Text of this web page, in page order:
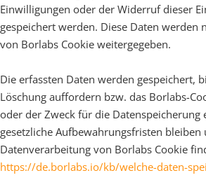
Einwilligungen oder der Widerruf dieser
gespeichert werden. Diese Daten werden
von Borlabs Cookie weitergegeben.
Die erfassten Daten werden gespeichert,
Löschung auffordern bzw. das Borlabs-
oder der Zweck für die Datenspeicherung
gesetzliche Aufbewahrungsfristen
Datenverarbeitung von Borlabs Cookie
https://de.borlabs.io/kb/welche-daten-